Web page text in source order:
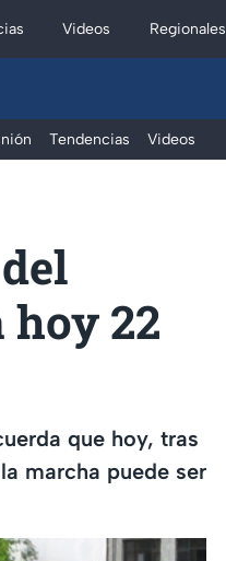
Videos Regionales
Tendencias Videos
22
que hoy, tras
marcha puede ser